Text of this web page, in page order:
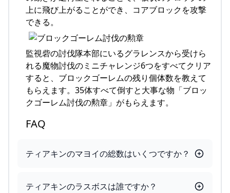
上に飛び上がることができ、コアブロックを攻撃
できる。
監視砦の討伐隊本部にいるグラレンスから受けら
れる魔物討伐のミニチャレンジ6つをすべてクリア
すると、ブロックゴーレムの残り個体数を教えて
もらえます。35体すべて倒すと大事な物「ブロッ
クゴーレム討伐の勲章」がもらえます。
FAQ
ティアキンのマヨイの総数はいくつですか？
ティアキンのラスボスは誰ですか？